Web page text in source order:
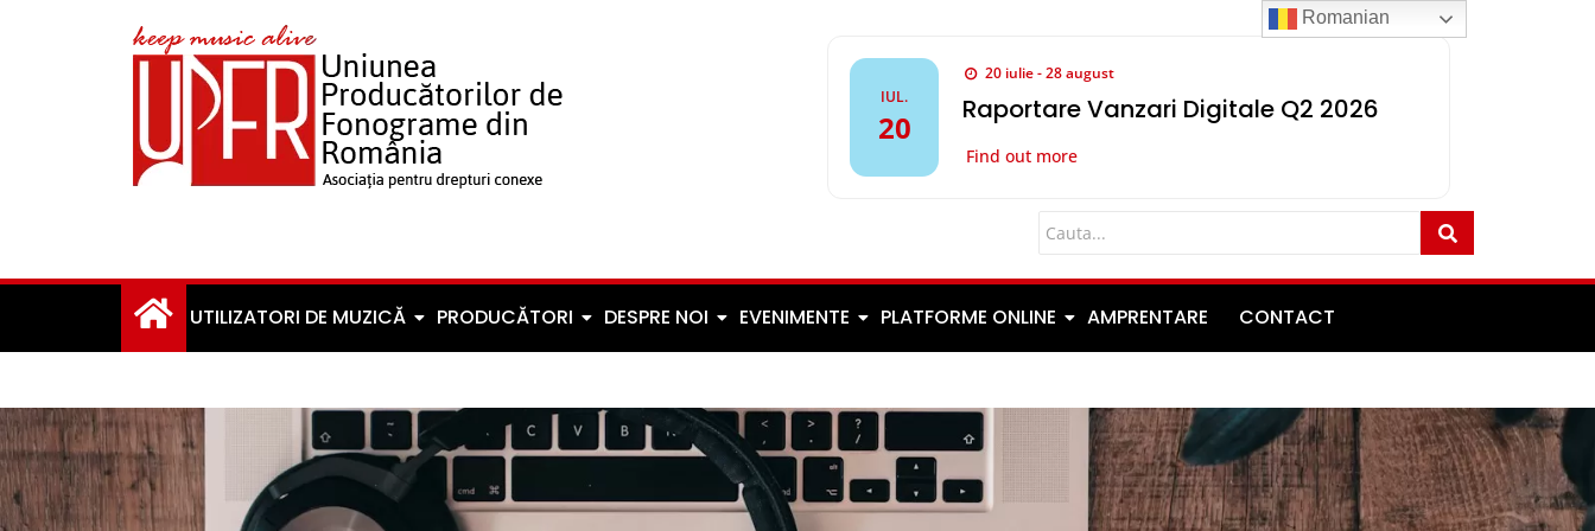
IUL.
20
20 iulie - 28 august
Raportare Vanzari Digitale Q2 2026
Find out more
UTILIZATORI DE MUZICĂ PRODUCĂTORI DESPRE NOI EVENIMENTE PLATFORME ONLINE AMPRENTARE CONTACT
Romanian